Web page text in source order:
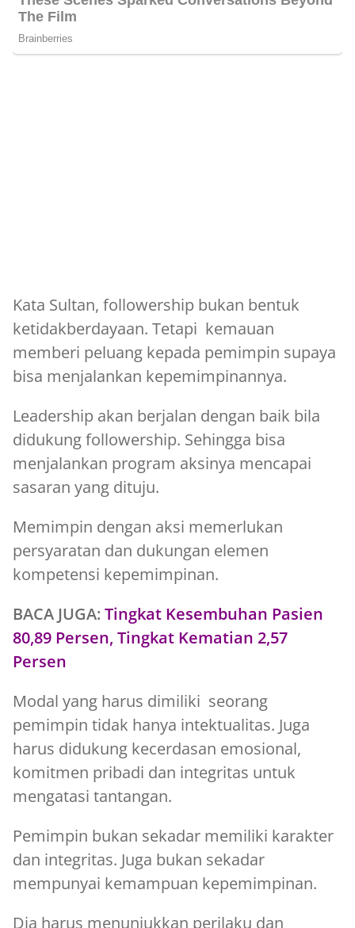
Kata Sultan, followership bukan bentuk
ketidakberdayaan. Tetapi kemauan
memberi peluang kepada pemimpin supaya
bisa menjalankan kepemimpinannya.
Leadership akan berjalan dengan baik bila
didukung followership. Sehingga bisa
menjalankan program aksinya mencapai
sasaran yang dituju.
Memimpin dengan aksi memerlukan
persyaratan dan dukungan elemen
kompetensi kepemimpinan.
BACA JUGA: Tingkat Kesembuhan Pasien
80,89 Persen, Tingkat Kematian 2,57
Persen
Modal yang harus dimiliki seorang
pemimpin tidak hanya intektualitas. Juga
harus didukung kecerdasan emosional,
komitmen pribadi dan integritas untuk
mengatasi tantangan.
Pemimpin bukan sekadar memiliki karakter
dan integritas. Juga bukan sekadar
mempunyai kemampuan kepemimpinan.
Dia harus menunjukkan perilaku dan